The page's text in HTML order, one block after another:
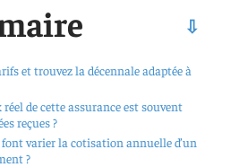
et trouvez la décennale adaptée à
de cette assurance est souvent
reçues ?
varier la cotisation annuelle d’un
?